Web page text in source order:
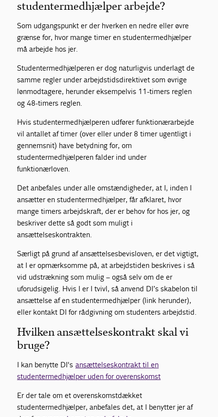
studentermedhjælper arbejde?
Som udgangspunkt er der hverken en nedre eller øvre
grænse for, hvor mange timer en studentermedhjælper
må arbejde hos jer.
Studentermedhjælperen er dog naturligvis underlagt de
samme regler under arbejdstidsdirektivet som øvrige
lønmodtagere, herunder eksempelvis 11-timers reglen
og 48-timers reglen.
Hvis studentermedhjælperen udfører funktionærarbejde
vil antallet af timer (over eller under 8 timer ugentligt i
gennemsnit) have betydning for, om
studentermedhjælperen falder ind under
funktionærloven.
Det anbefales under alle omstændigheder, at I, inden I
ansætter en studentermedhjælper, får afklaret, hvor
mange timers arbejdskraft, der er behov for hos jer, og
beskriver dette så godt som muligt i
ansættelseskontrakten.
Særligt på grund af ansættelsesbevisloven, er det vigtigt,
at I er opmærksomme på, at arbejdstiden beskrives i så
vid udstrækning som mulig – også selv om de er
uforudsigelig. Hvis I er I tvivl, så anvend DI’s skabelon til
ansættelse af en studentermedhjælper (link herunder),
eller kontakt DI for rådgivning om studenters arbejdstid.
Hvilken ansættelseskontrakt skal vi
bruge?
I kan benytte DI'sansættelseskontrakt til en
studentermedhjælper uden for overenskomst
Er der tale om et overenskomstdækket
studentermedhjælper, anbefales det, at I benytter jer af